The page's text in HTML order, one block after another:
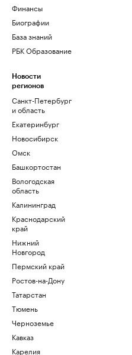
Финансы
Биографии
База знаний
РБК Образование
Новости
регионов
Санкт-Петербург
и область
Екатеринбург
Новосибирск
Омск
Башкортостан
Вологодская
область
Калининград
Краснодарский
край
Нижний
Новгород
Пермский край
Ростов-на-Дону
Татарстан
Тюмень
Черноземье
Кавказ
Карелия